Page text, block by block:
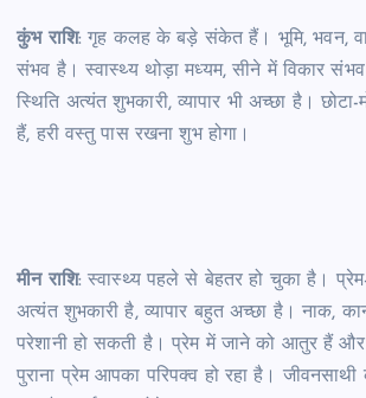
कुंभ राशि: गृह कलह के बड़े संकेत हैं। भूमि, भवन,
संभव है। स्वास्थ्य थोड़ा मध्यम, सीने में विकार
स्थिति अत्यंत शुभकारी, व्यापार भी अच्छा है।
हैं, हरी वस्तु पास रखना शुभ होगा।
मीन राशि: स्वास्थ्य पहले से बेहतर हो चुका है।
अत्यंत शुभकारी है, व्यापार बहुत अच्छा है। नाक,
परेशानी हो सकती है। प्रेम में जाने को आतुर हैं
पुराना प्रेम आपका परिपक्व हो रहा है।